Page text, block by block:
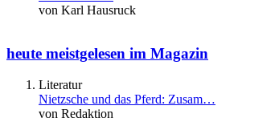
von Karl Hausruck
heute meistgelesen im Magazin
Literatur
Nietzsche und das Pferd: Zusam…
von Redaktion